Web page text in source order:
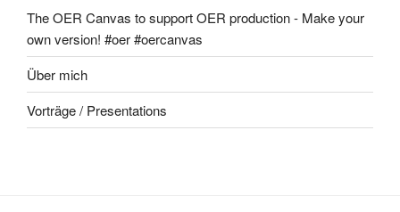
The OER Canvas to support OER production - Make your
own version! #oer #oercanvas
Über mich
Vorträge / Presentations